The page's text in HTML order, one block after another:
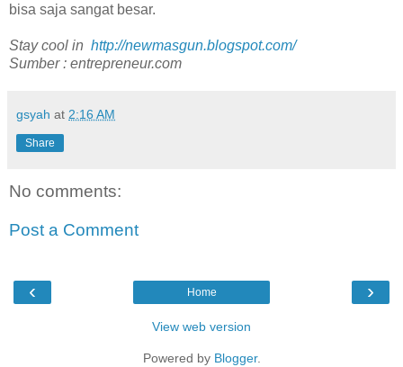
bisa saja sangat besar.
Stay cool in http://newmasgun.blogspot.com/
Sumber : entrepreneur.com
gsyah at 2:16 AM
Share
No comments:
Post a Comment
‹ ›
Home
View web version
Powered by Blogger.